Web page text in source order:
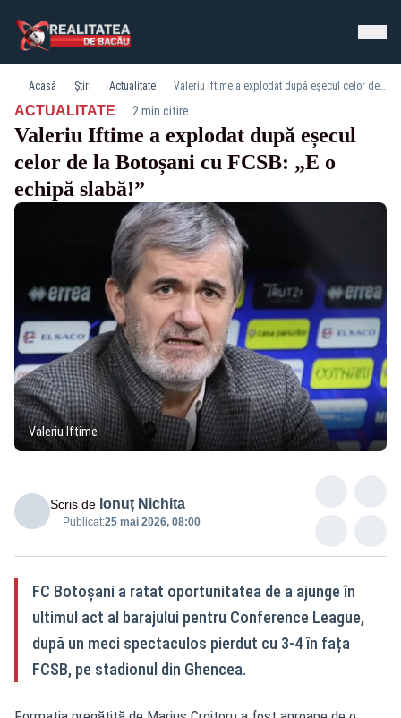
Acasă Știri Actualitate Valeriu Iftime a explodat după eșecul celor de la Botoșani cu FCSB: „E o echipă slabă!”
ACTUALITATE· 2 min citire
Valeriu Iftime a explodat după eșecul
celor de la Botoșani cu FCSB: „E o
echipă slabă!”
Valeriu Iftime
Scris de Ionuț Nichita
Publicat:25 mai 2026, 08:00
FC Botoșani a ratat oportunitatea de a ajunge în
ultimul act al barajului pentru Conference League,
după un meci spectaculos pierdut cu 3-4 în fața
FCSB, pe stadionul din Ghencea.